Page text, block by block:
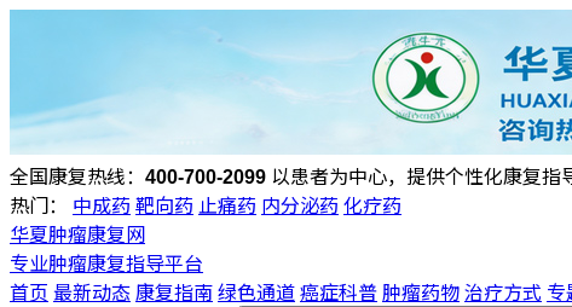
全国康复热线： 400-700-2099 以患者为中心，提供个性化康复指
热门：
中成药 靶向药 止痛药 内分泌药 化疗药
华夏肿瘤康复网
专业肿瘤康复指导平台
首页 最新动态康复指南绿色通道癌症科普肿瘤药物治疗方式 专